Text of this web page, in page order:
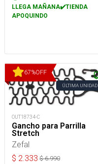
LLEGA MAÑANA✔️TIENDA
APOQUINDO
67%OFF
ÚLTIMA UNIDAD
OUT18734-C
Gancho para Parrilla
Stretch
Zefal
$ 2.333 $6.990